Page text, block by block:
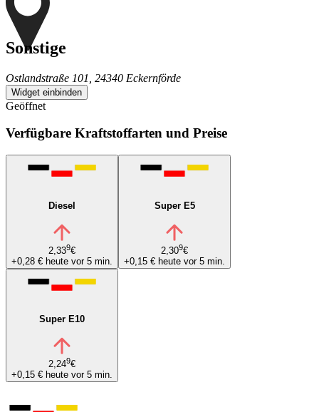
Sonstige
Ostlandstraße 101, 24340 Eckernförde
Widget einbinden
Geöffnet
Verfügbare Kraftstoffarten und Preise
Diesel
2,339€
+0,28 € heute vor 5 min.
Super E5
2,309€
+0,15 € heute vor 5 min.
Super E10
2,249€
+0,15 € heute vor 5 min.